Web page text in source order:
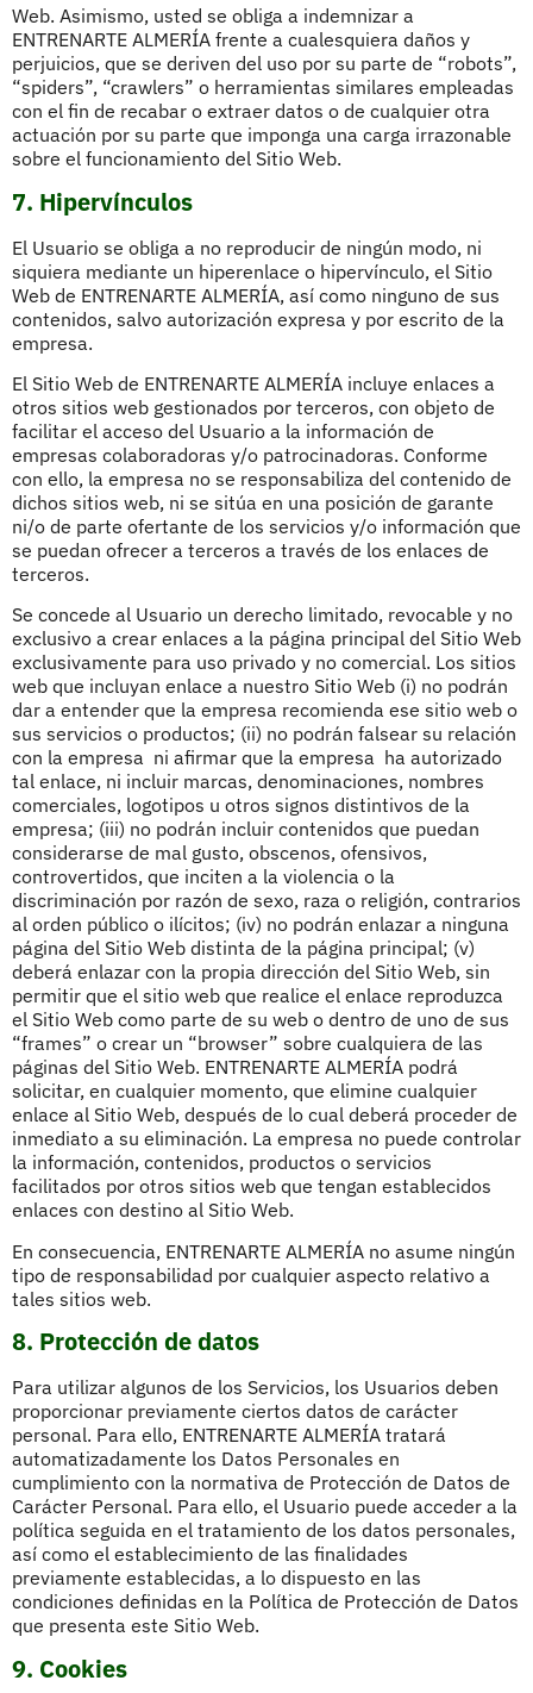
Web. Asimismo, usted se obliga a indemnizar a
ENTRENARTE ALMERÍA frente a cualesquiera daños y
perjuicios, que se deriven del uso por su parte de “robots”,
“spiders”, “crawlers” o herramientas similares empleadas
con el fin de recabar o extraer datos o de cualquier otra
actuación por su parte que imponga una carga irrazonable
sobre el funcionamiento del Sitio Web.
7. Hipervínculos
El Usuario se obliga a no reproducir de ningún modo, ni
siquiera mediante un hiperenlace o hipervínculo, el Sitio
Web de ENTRENARTE ALMERÍA, así como ninguno de sus
contenidos, salvo autorización expresa y por escrito de la
empresa.
El Sitio Web de ENTRENARTE ALMERÍA incluye enlaces a
otros sitios web gestionados por terceros, con objeto de
facilitar el acceso del Usuario a la información de
empresas colaboradoras y/o patrocinadoras. Conforme
con ello, la empresa no se responsabiliza del contenido de
dichos sitios web, ni se sitúa en una posición de garante
ni/o de parte ofertante de los servicios y/o información que
se puedan ofrecer a terceros a través de los enlaces de
terceros.
Se concede al Usuario un derecho limitado, revocable y no
exclusivo a crear enlaces a la página principal del Sitio Web
exclusivamente para uso privado y no comercial. Los sitios
web que incluyan enlace a nuestro Sitio Web (i) no podrán
dar a entender que la empresa recomienda ese sitio web o
sus servicios o productos; (ii) no podrán falsear su relación
con la empresa ni afirmar que la empresa ha autorizado
tal enlace, ni incluir marcas, denominaciones, nombres
comerciales, logotipos u otros signos distintivos de la
empresa; (iii) no podrán incluir contenidos que puedan
considerarse de mal gusto, obscenos, ofensivos,
controvertidos, que inciten a la violencia o la
discriminación por razón de sexo, raza o religión, contrarios
al orden público o ilícitos; (iv) no podrán enlazar a ninguna
página del Sitio Web distinta de la página principal; (v)
deberá enlazar con la propia dirección del Sitio Web, sin
permitir que el sitio web que realice el enlace reproduzca
el Sitio Web como parte de su web o dentro de uno de sus
“frames” o crear un “browser” sobre cualquiera de las
páginas del Sitio Web. ENTRENARTE ALMERÍA podrá
solicitar, en cualquier momento, que elimine cualquier
enlace al Sitio Web, después de lo cual deberá proceder de
inmediato a su eliminación. La empresa no puede controlar
la información, contenidos, productos o servicios
facilitados por otros sitios web que tengan establecidos
enlaces con destino al Sitio Web.
En consecuencia, ENTRENARTE ALMERÍA no asume ningún
tipo de responsabilidad por cualquier aspecto relativo a
tales sitios web.
8. Protección de datos
Para utilizar algunos de los Servicios, los Usuarios deben
proporcionar previamente ciertos datos de carácter
personal. Para ello, ENTRENARTE ALMERÍA tratará
automatizadamente los Datos Personales en
cumplimiento con la normativa de Protección de Datos de
Carácter Personal. Para ello, el Usuario puede acceder a la
política seguida en el tratamiento de los datos personales,
así como el establecimiento de las finalidades
previamente establecidas, a lo dispuesto en las
condiciones definidas en la Política de Protección de Datos
que presenta este Sitio Web.
9. Cookies